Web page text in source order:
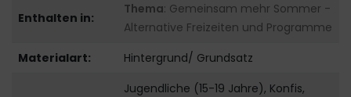
Enthalten in:
Thema: Gemeinsam mehr Sommer -
Alternative Freizeiten und Programme
Materialart:
Hintergrund/ Grundsatz
Jugendliche (15-19 Jahre), Konfis,